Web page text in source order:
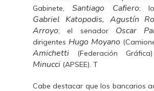
Gabinete,Santiago Cafiero;
Gabriel Katopodis, Agustín
Arroyo; el senador Oscar
dirigentes Hugo Moyano
Amichetti (Federación
Minucci (APSEE). T
Cabe destacar que los bancarios